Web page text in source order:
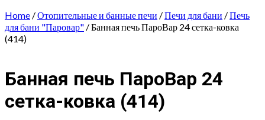
Home /Отопительные и банные печи /Печи для бани /Печь
для бани "Паровар" / Банная печь ПароВар 24 сетка-ковка
(414)
Банная печь ПароВар 24
сетка-ковка (414)